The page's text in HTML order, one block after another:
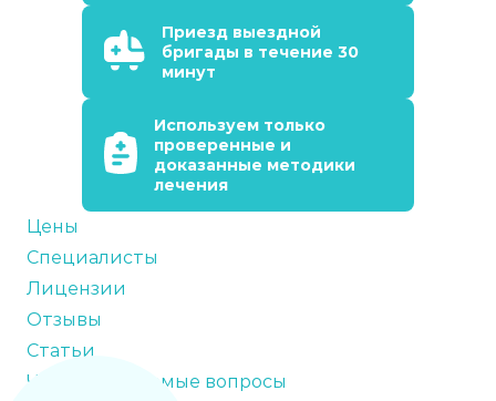
Приезд выездной
бригады в течение 30
минут
Используем только
проверенные и
доказанные методики
лечения
Цены
Специалисты
Лицензии
Отзывы
Статьи
Часто задаваемые вопросы